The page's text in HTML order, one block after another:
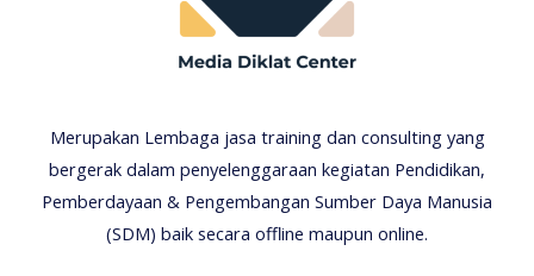
Merupakan Lembaga jasa training dan consulting yang
bergerak dalam penyelenggaraan kegiatan Pendidikan,
Pemberdayaan & Pengembangan Sumber Daya Manusia
(SDM) baik secara offline maupun online.